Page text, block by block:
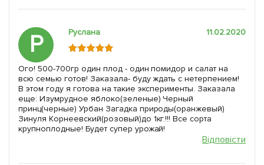
Р Руслана 11.02.2020
Ого! 500-700гр один плод - один помидор и салат на
всю семью готов! Заказала- буду ждать с нетерпением!
В этом году я готова на такие эксперименты. Заказала
еще: Изумрудное яблоко(зеленые) Черный
принц(черные) Урбан Загадка природы(оранжевый)
Зинуля Корнеевский(розовый)до 1кг.!!! Все сорта
крупноплодные! Будет супер урожай!
Відповісти